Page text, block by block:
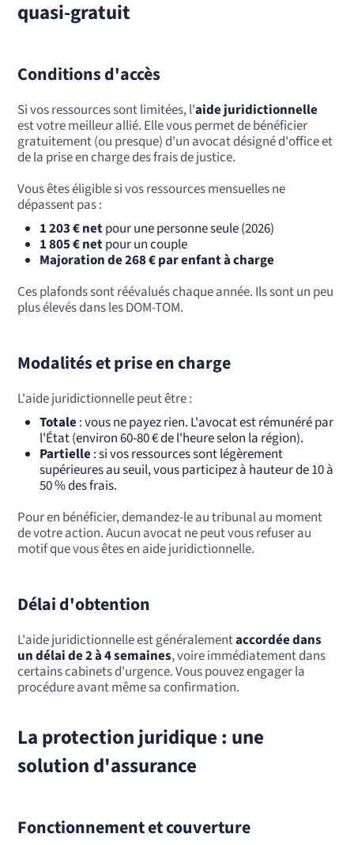
quasi-gratuit
Conditions d'accès
Si vos ressources sont limitées, l'aide juridictionnelle
est votre meilleur allié. Elle vous permet de bénéficier
gratuitement (ou presque) d'un avocat désigné d'office et
de la prise en charge des frais de justice.
Vous êtes éligible si vos ressources mensuelles ne
dépassent pas :
1 203 € netpour une personne seule (2026)
1 805 € netpour un couple
Majoration de 268 € par enfant à charge
Ces plafonds sont réévalués chaque année. Ils sont un peu
plus élevés dans les DOM-TOM.
Modalités et prise en charge
L'aide juridictionnelle peut être :
Totale: vous ne payez rien. L'avocat est rémunéré par
l'État (environ 60-80 € de l'heure selon la région).
Partielle: si vos ressources sont légèrement
supérieures au seuil, vous participez à hauteur de 10 à
50 % des frais.
Pour en bénéficier, demandez-le au tribunal au moment
de votre action. Aucun avocat ne peut vous refuser au
motif que vous êtes en aide juridictionnelle.
Délai d'obtention
L'aide juridictionnelle est généralementaccordée dans
un délai de 2 à 4 semaines, voire immédiatement dans
certains cabinets d'urgence. Vous pouvez engager la
procédure avant même sa confirmation.
La protection juridique : une
solution d'assurance
Fonctionnement et couverture